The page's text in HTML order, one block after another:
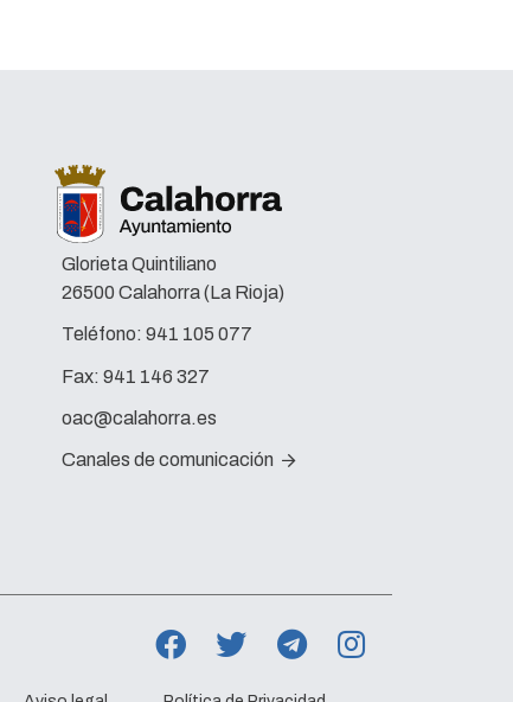
Glorieta Quintiliano
26500 Calahorra (La Rioja)
Teléfono: 941 105 077
Fax: 941 146 327
oac@calahorra.es
Canales de comunicación